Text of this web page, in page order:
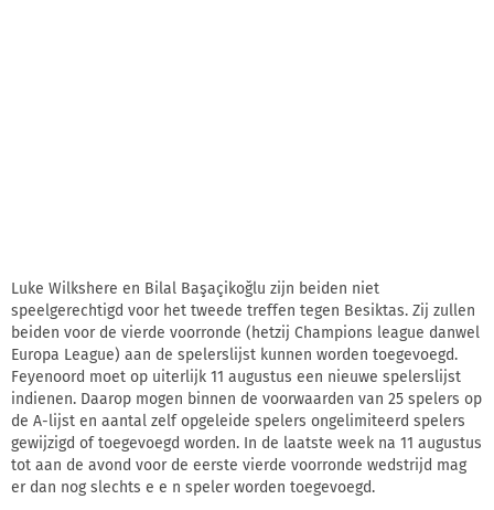
Luke Wilkshere en Bilal Başaçikoğlu zijn beiden niet
speelgerechtigd voor het tweede treffen tegen Besiktas. Zij zullen
beiden voor de vierde voorronde (hetzij Champions league danwel
Europa League) aan de spelerslijst kunnen worden toegevoegd.
Feyenoord moet op uiterlijk 11 augustus een nieuwe spelerslijst
indienen. Daarop mogen binnen de voorwaarden van 25 spelers op
de A-lijst en aantal zelf opgeleide spelers ongelimiteerd spelers
gewijzigd of toegevoegd worden. In de laatste week na 11 augustus
tot aan de avond voor de eerste vierde voorronde wedstrijd mag
er dan nog slechts e e n speler worden toegevoegd.